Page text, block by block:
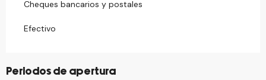
Cheques bancarios y postales
Efectivo
Periodos de apertura